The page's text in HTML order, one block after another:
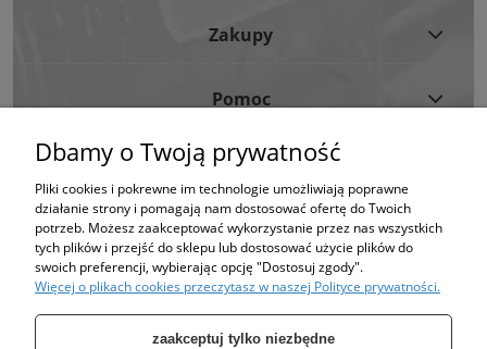
Zakupy
Pomoc
Moje Konto
Informacje
Strona korzysta z plików cookies w celu realizacji usług i zgodnie z Polityką
Plików Cookies.
Możesz określić warunki przechowywania lub dostępu do plików cookies w
Twojej przeglądarce. (polityka prywatności)
Dbamy o Twoją prywatność
Pliki cookies i pokrewne im technologie umożliwiają poprawne
działanie strony i pomagają nam dostosować ofertę do Twoich
potrzeb. Możesz zaakceptować wykorzystanie przez nas wszystkich
tych plików i przejść do sklepu lub dostosować użycie plików do
swoich preferencji, wybierając opcję "Dostosuj zgody".
Więcej o plikach cookies przeczytasz w naszej Polityce prywatności.
zaakceptuj tylko niezbędne